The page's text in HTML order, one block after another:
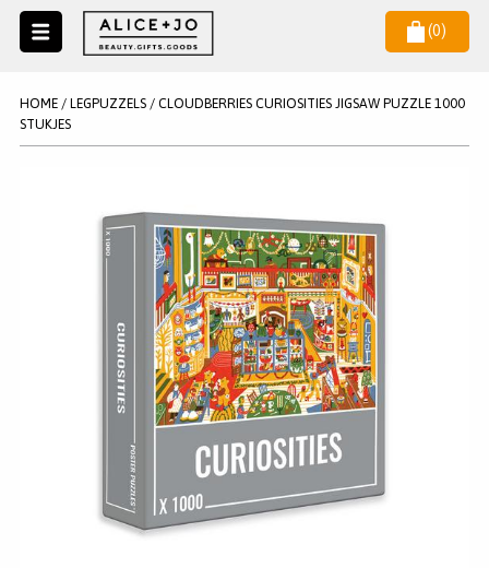
(0)
SALE
MAKE UP ACCESSOIRES
HOME/ LEGPUZZELS/ CLOUDBERRIES CURIOSITIES JIGSAW PUZZLE 1000
STUKJES
NIEUWSBRIEF
Wil je als eerste op de hoogste zijn van het laatste nieuws en
AANMELDEN